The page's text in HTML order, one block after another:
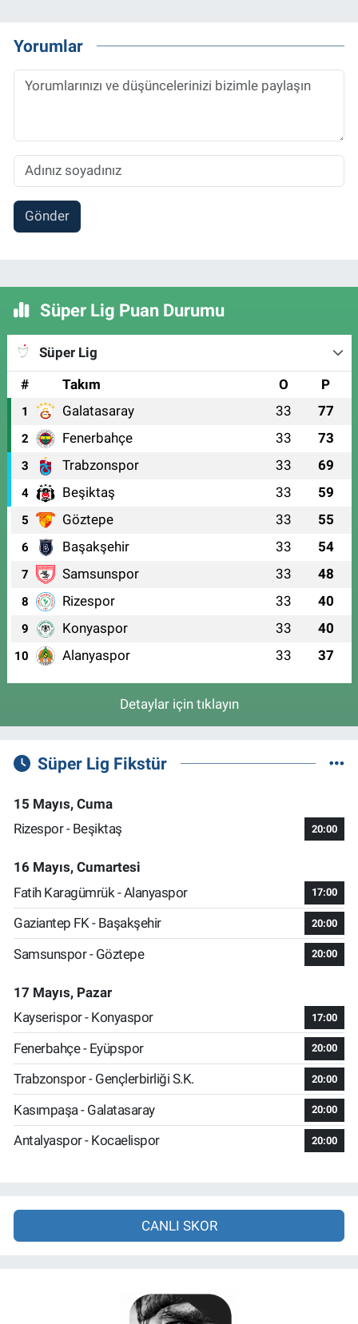
Yorumlar
Gönder
Süper Lig Puan Durumu
Süper Lig
#
Takım O P
1 Galatasaray 33 77
2 Fenerbahçe 33 73
3 Trabzonspor 33 69
4 Beşiktaş 33 59
5 Göztepe 33 55
6 Başakşehir 33 54
7 Samsunspor 33 48
8 Rizespor 33 40
9 Konyaspor 33 40
10 Alanyaspor 33 37
Detaylar için tıklayın
Süper Lig Fikstür
15 Mayıs, Cuma
Rizespor - Beşiktaş
20:00
16 Mayıs, Cumartesi
Fatih Karagümrük - Alanyaspor
17:00
Gaziantep FK - Başakşehir 20:00
Samsunspor - Göztepe 20:00
17 Mayıs, Pazar
Kayserispor - Konyaspor
17:00
Fenerbahçe - Eyüpspor 20:00
Trabzonspor - Gençlerbirliği S.K. 20:00
Kasımpaşa - Galatasaray 20:00
Antalyaspor - Kocaelispor 20:00
CANLI SKOR